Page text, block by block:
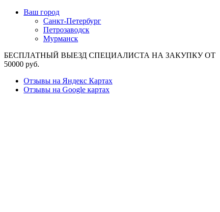
Ваш город
Санкт-Петербург
Петрозаводск
Мурманск
БЕСПЛАТНЫЙ ВЫЕЗД СПЕЦИАЛИСТА НА ЗАКУПКУ ОТ
50000 руб.
Отзывы на Яндекс Картах
Отзывы на Google картах